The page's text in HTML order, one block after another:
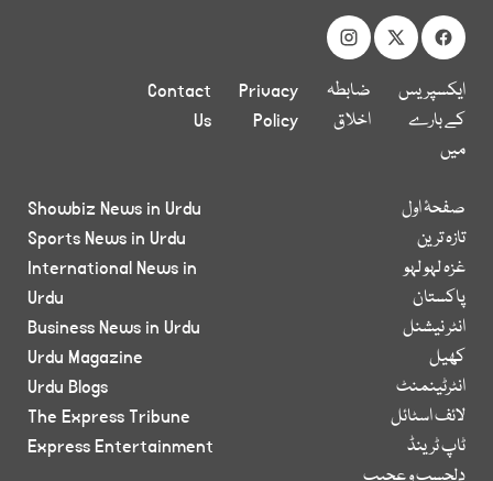
ایکسپریس
کے بارے
میں
ضابطہ
اخلاق
Privacy
Policy
Contact
Us
صفحۂ اول
تازہ ترین
غزہ لہو لہو
پاکستان
انٹر نیشنل
کھیل
انٹرٹینمنٹ
لائف اسٹائل
ٹاپ ٹرینڈ
Showbiz News in Urdu
Sports News in Urdu
International News in
Urdu
Business News in Urdu
Urdu Magazine
Urdu Blogs
The Express Tribune
Express Entertainment